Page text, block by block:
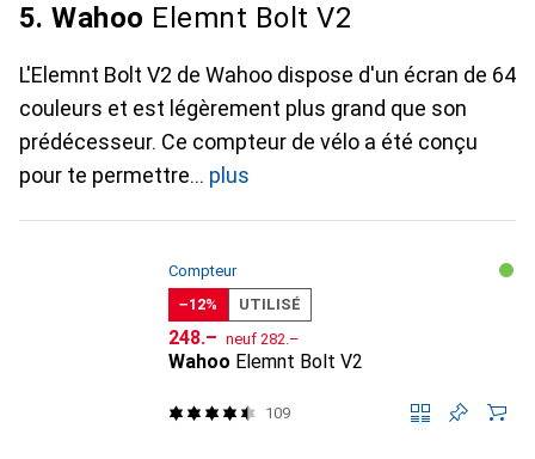
5. Wahoo Elemnt Bolt V2
L'Elemnt Bolt V2 de Wahoo dispose d'un écran de 64
couleurs et est légèrement plus grand que son
prédécesseur. Ce compteur de vélo a été conçu
pour te permettre
plus
Compteur
−12%
UTILISÉ
CHF
248.– neuf CHF
282.–
Wahoo Elemnt Bolt V2
109